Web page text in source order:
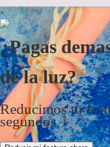
×
¿Pagas
de la luz?
Reducimos tu
segundos